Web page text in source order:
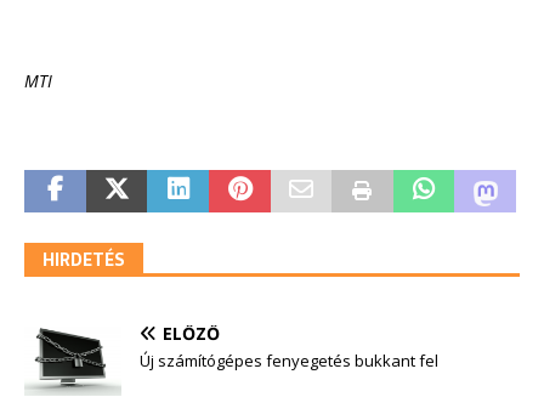
MTI
HIRDETÉS
ELŐZŐ
Új számítógépes fenyegetés bukkant fel